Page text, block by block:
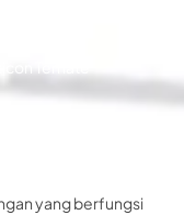
Ternate
yang berfungsi